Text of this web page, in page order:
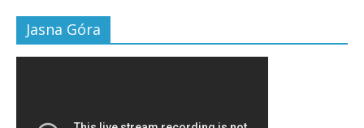
Jasna Góra